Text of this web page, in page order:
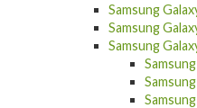
Samsung
Samsung
Samsung